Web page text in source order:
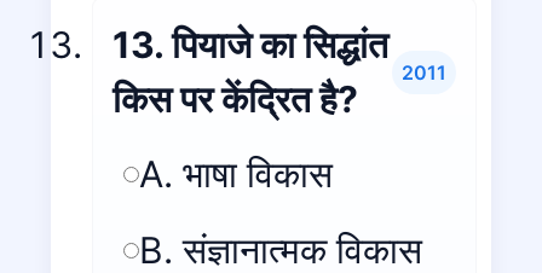
13. पियाजे का सिद्धांत
किस पर केंद्रित है?
2011
A. भाषा विकास
B. संज्ञानात्मक विकास